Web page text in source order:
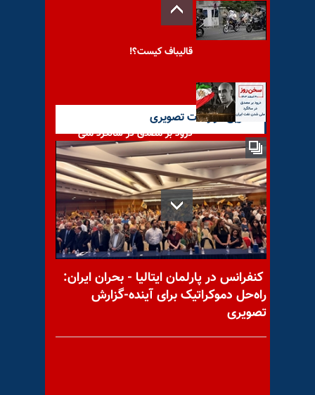
قالیباف کیست؟!
درود بر مصدق در سالگرد ملی
شدن نفت ایران
رژیم و زلزله‌زدگان کرمانشاه!
آخرین گزارشات تصویری
کنفرانس در پارلمان ایتالیا - بحران ایران:
راه‌حل دموکراتیک برای آینده-گزارش
تصویری